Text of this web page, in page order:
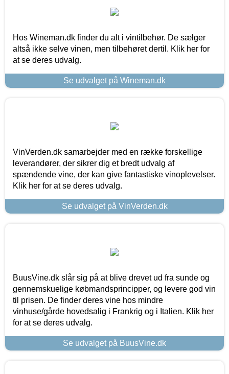
Hos Wineman.dk finder du alt i vintilbehør. De sælger
altså ikke selve vinen, men tilbehøret dertil. Klik her for
at se deres udvalg.
Se udvalget på Wineman.dk
VinVerden.dk samarbejder med en række forskellige
leverandører, der sikrer dig et bredt udvalg af
spændende vine, der kan give fantastiske vinoplevelser.
Klik her for at se deres udvalg.
Se udvalget på VinVerden.dk
BuusVine.dk slår sig på at blive drevet ud fra sunde og
gennemskuelige købmandsprincipper, og levere god vin
til prisen. De finder deres vine hos mindre
vinhuse/gårde hovedsalig i Frankrig og i Italien. Klik her
for at se deres udvalg.
Se udvalget på BuusVine.dk